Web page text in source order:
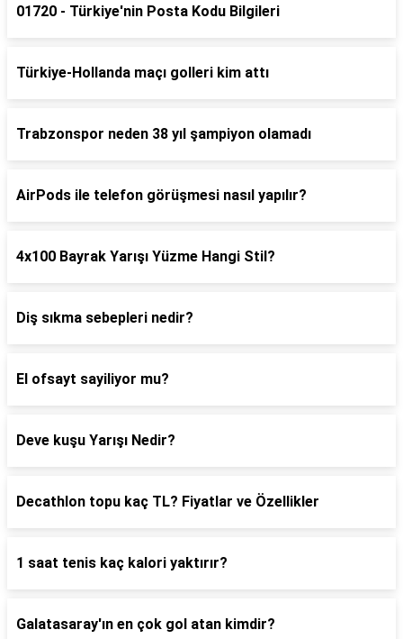
01720 - Türkiye'nin Posta Kodu Bilgileri
Türkiye-Hollanda maçı golleri kim attı
Trabzonspor neden 38 yıl şampiyon olamadı
AirPods ile telefon görüşmesi nasıl yapılır?
4x100 Bayrak Yarışı Yüzme Hangi Stil?
Diş sıkma sebepleri nedir?
El ofsayt sayiliyor mu?
Deve kuşu Yarışı Nedir?
Decathlon topu kaç TL? Fiyatlar ve Özellikler
1 saat tenis kaç kalori yaktırır?
Galatasaray'ın en çok gol atan kimdir?